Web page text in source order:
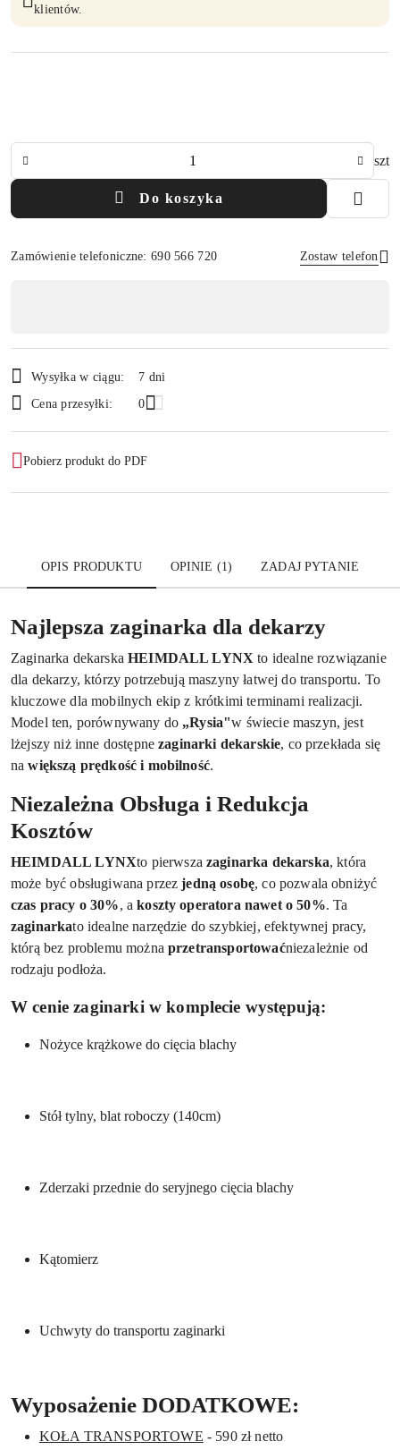
klientów.
szt
Do koszyka
Zamówienie telefoniczne: 690 566 720 Zostaw telefon
i
dostawa
Wysyłka w ciągu:
7 dni
Cena przesyłki:
0
Pobierz produkt do PDF
OPIS PRODUKTU OPINIE (1) ZADAJ PYTANIE
Najlepsza zaginarka dla dekarzy
Zaginarka dekarskaHEIMDALL LYNXto idealne rozwiązanie
dla dekarzy, którzy potrzebują maszyny łatwej do transportu. To
kluczowe dla mobilnych ekip z krótkimi terminami realizacji.
Model ten, porównywany do „Rysia"w świecie maszyn, jest
lżejszy niż inne dostępnezaginarki dekarskie, co przekłada się
nawiększą prędkość i mobilność.
Niezależna Obsługa i Redukcja
Kosztów
HEIMDALL LYNXto pierwszazaginarka dekarska, która
może być obsługiwana przezjedną osobę, co pozwala obniżyć
czas pracy o 30%, akoszty operatora nawet o 50%. Ta
zaginarkato idealne narzędzie do szybkiej, efektywnej pracy,
którą bez problemu możnaprzetransportowaćniezależnie od
rodzaju podłoża.
W cenie zaginarki w komplecie występują:
Nożyce krążkowe do cięcia blachy
Stół tylny, blat roboczy (140cm)
Zderzaki przednie do seryjnego cięcia blachy
Kątomierz
Uchwyty do transportu zaginarki
Wyposażenie DODATKOWE:
KOŁA TRANSPORTOWE - 590 zł netto